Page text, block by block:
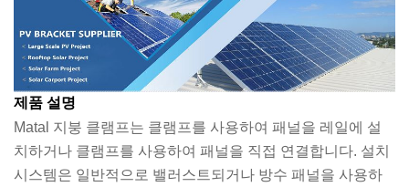
제품 설명
Matal 지붕 클램프는 클램프를 사용하여 패널을 레일에 설
치하거나 클램프를 사용하여 패널을 직접 연결합니다. 설치
시스템은 일반적으로 밸러스트되거나 방수 패널을 사용하